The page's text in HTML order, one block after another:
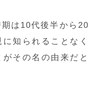
は10代後半から20
知られることなく
その名の由来だと